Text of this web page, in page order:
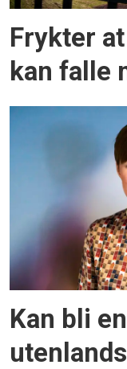
Frykter
kan falle
Kan bli